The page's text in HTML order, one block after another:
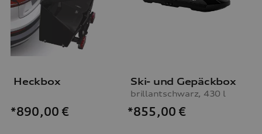
Heckbox
*890,00 €
Ski- und Gepäckbox
brillantschwarz, 430 l
*855,00 €